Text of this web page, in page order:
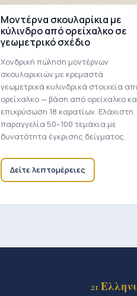
Μοντέρνα σκουλαρίκια με
κύλινδρο από ορείχαλκο σε
γεωμετρικό σχέδιο
Χονδρική πώληση μοντέρνων
σκουλαρικιών με κρεμαστά
γεωμετρικά κυλινδρικά στοιχεία
ορείχαλκο — βάση από ορείχαλκο
επιχρύσωση 18 καρατίων. Ελάχιστη
παραγγελία 50–100 τεμάχια με
δυνατότητα έγκρισης δείγματος.
Δείτε λεπτομέρειες
21